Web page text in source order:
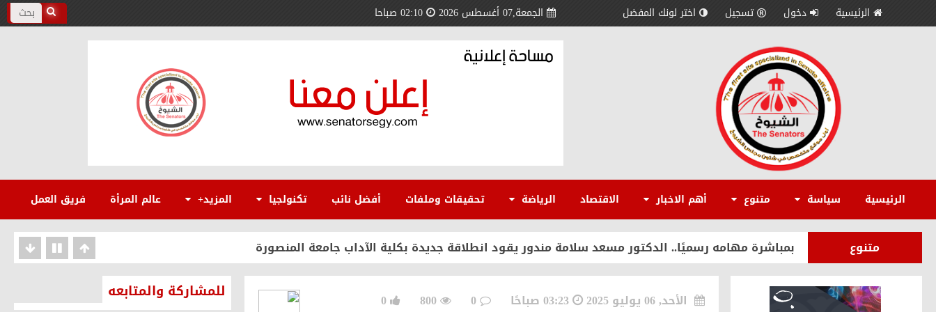
الرئيسية دخول تسجيل اختر لونك المفضل الجمعة,07 أغسطس 2026 02:10 صباحا
الرئيسية سياسة متنوع أهم الاخبار الاقتصاد الرياضة تحقيقات وملفات أفضل نائب تكنولجيا المزيد+ عالم المرأة فريق العمل
إبراهيم ضيف: التحركات المصرية أعادت القضية الفلسطينية إلى مسارها الصحيح ورسخت مكانة القاهرة كصانعة للسلام
الاقتصاد
مدير عام «إمكان IMKAN»: الكوادر الوطنية المؤهلة هي الثروة الحقيقية لمستقبل التنمية في مصر
سياسة
إيهاب محمود: قمة الرئيس السيسي وملك البحرين نموذج فريد للتضامن العربي
متنوع
بمباشرة مهامه رسميًا.. الدكتور مسعد سلامة مندور يقود انطلاقة جديدة بكلية الآداب جامعة المنصورة
سياسة
بالصور.. حزب «المصريين» يعقد المنتدى الوطني للمصريين بالخارج لتعزيز الاستثمار والشراكة الوطنية
الأحد, 06 يوليو 2025 03:23 صباحًا 0
800
0 للمشاركة والمتابعه